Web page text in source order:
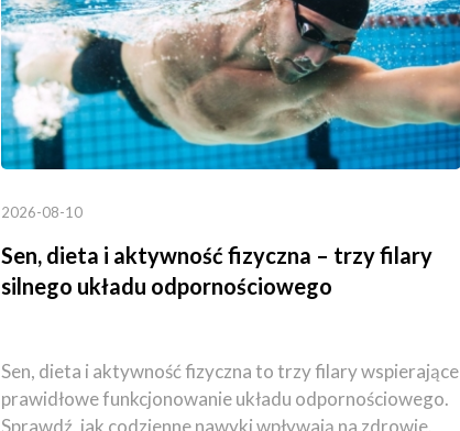
2026-08-10
Sen, dieta i aktywność fizyczna – trzy filary
silnego układu odpornościowego
Sen, dieta i aktywność fizyczna to trzy filary wspierające
prawidłowe funkcjonowanie układu odpornościowego.
Sprawdź, jak codzienne nawyki wpływają na zdrowie.